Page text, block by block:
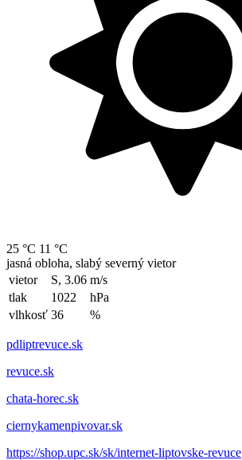
25 °C 11 °C
jasná obloha, slabý severný vietor
vietor
S, 3.06 m/s
tlak
1022
hPa
vlhkosť 36 %
pdliptrevuce.sk
revuce.sk
chata-horec.sk
ciernykamenpivovar.sk
https://shop.upc.sk/sk/internet-liptovske-revuce